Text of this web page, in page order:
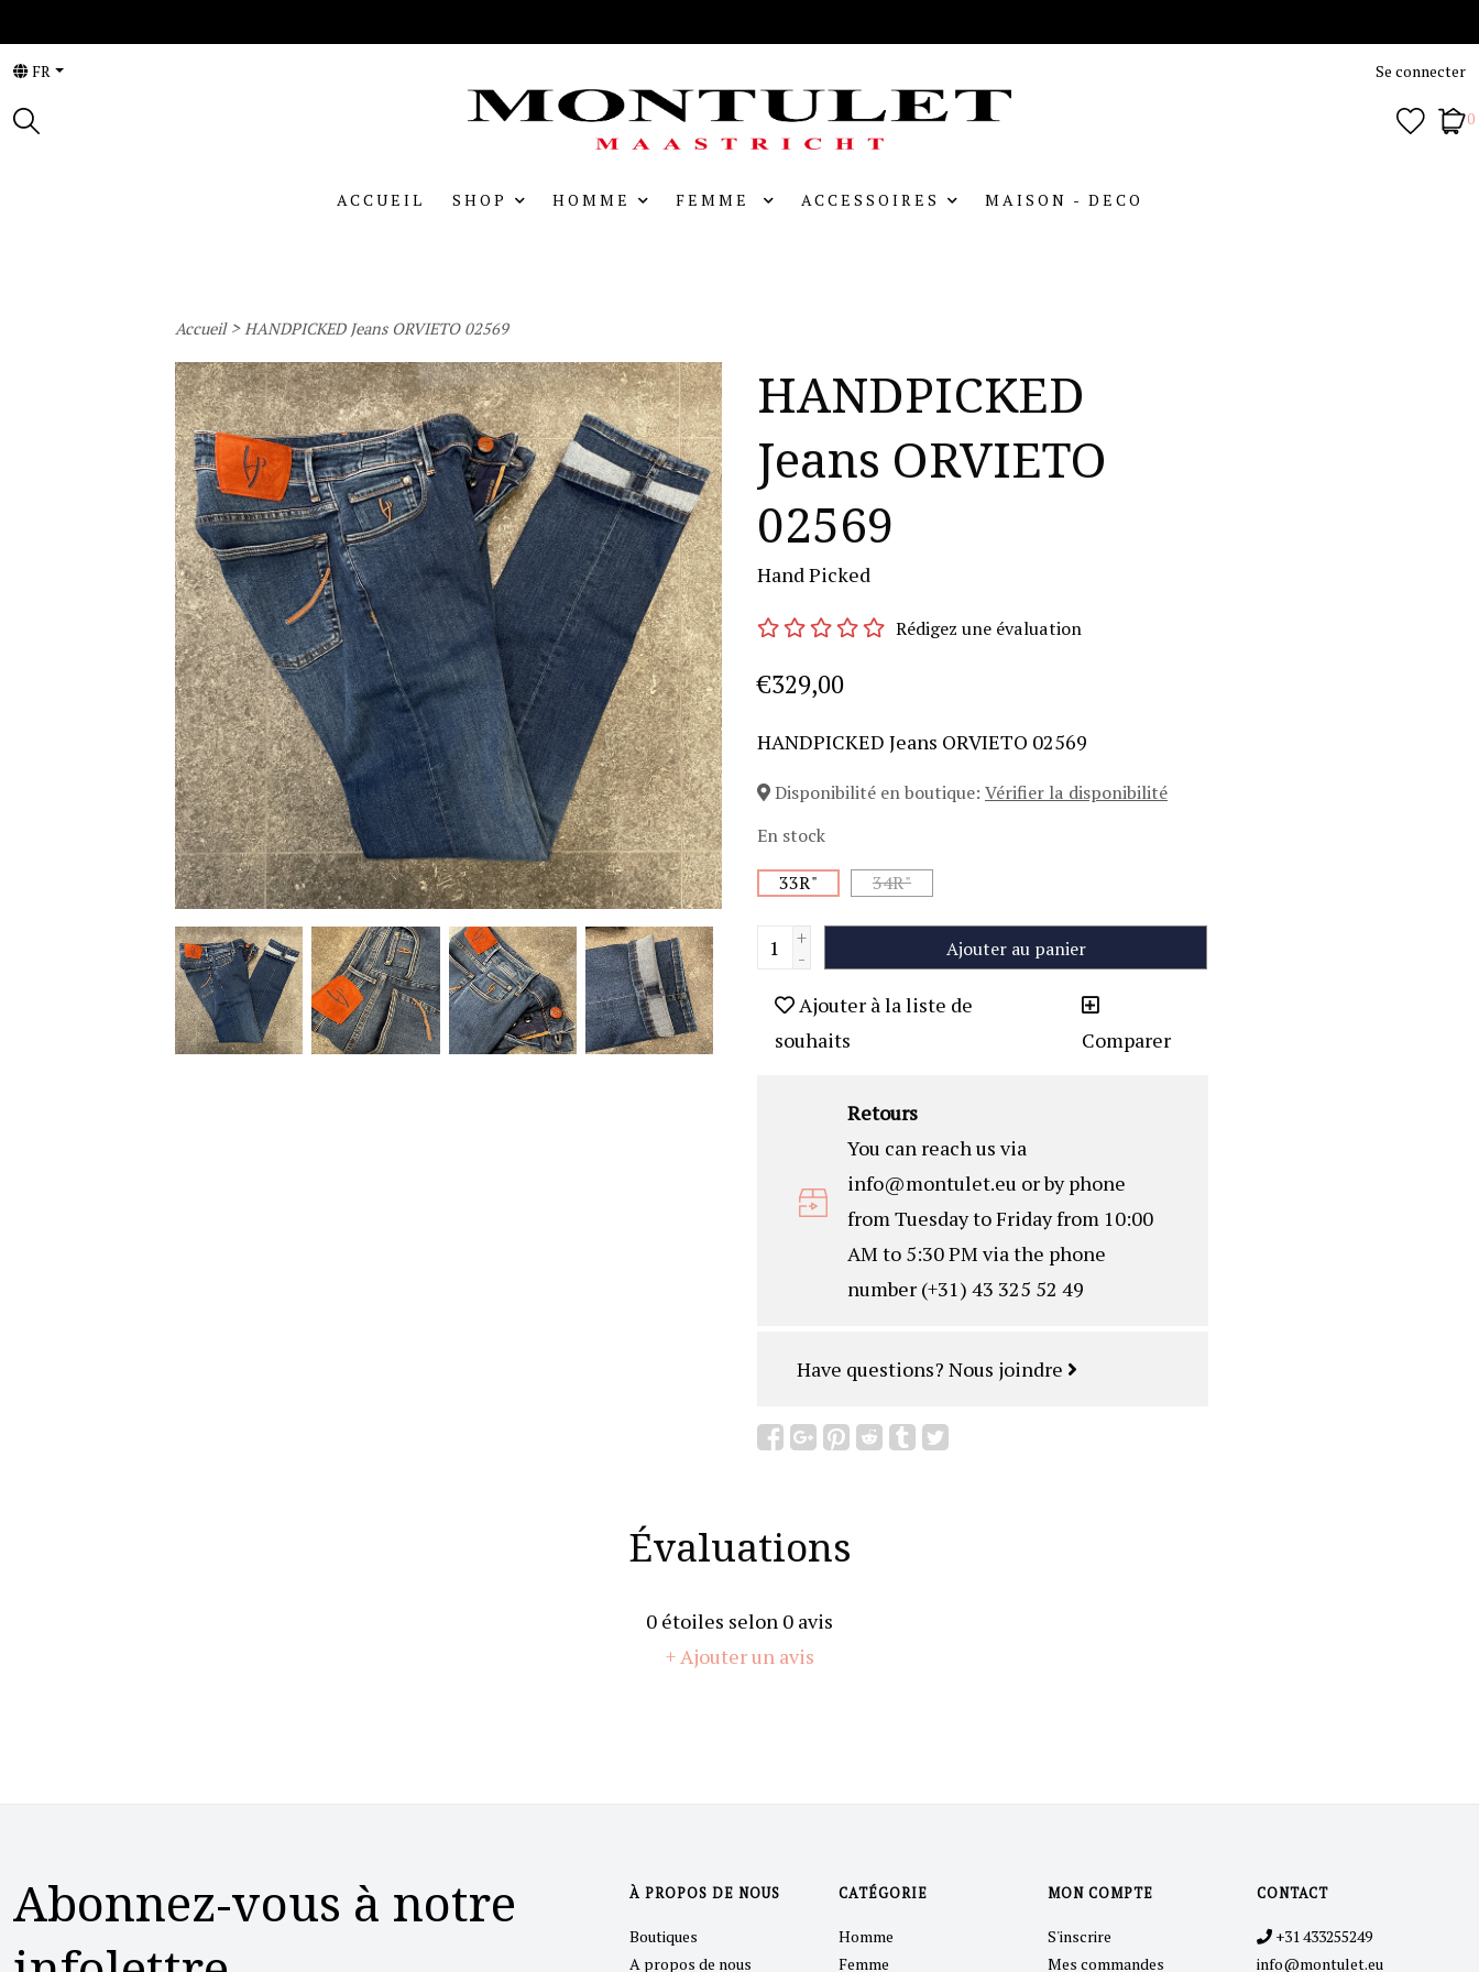
FR Se connecter
0
ACCUEIL SHOP HOMME FEMME ACCESSOIRES MAISON - DECO
Accueil>HANDPICKED Jeans ORVIETO 02569
HANDPICKED
Jeans ORVIETO
02569
Hand Picked
Rédigez une évaluation
€329,00
HANDPICKED Jeans ORVIETO 02569
Disponibilité en boutique: Vérifier la disponibilité
En stock
33R"
34R"
+
- Ajouter au panier
Ajouter à la liste de
souhaits
Comparer
Retours
You can reach us via
info@montulet.eu or by phone
from Tuesday to Friday from 10:00
AM to 5:30 PM via the phone
number (+31) 43 325 52 49
Have questions? Nous joindre
Évaluations
0 étoiles selon 0 avis
+ Ajouter un avis
Abonnez-vous à notre
À PROPOS DE NOUS
Boutiques
A propos de nous
CATÉGORIE
Homme
Femme
MON COMPTE
S'inscrire
Mes commandes
CONTACT
+31 433255249
info@montulet.eu